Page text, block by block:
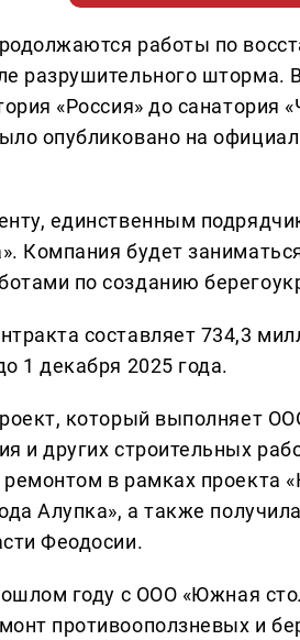
работы по
разрушительного шторма.
«Россия» до
опубликовано на
единственным
Компания будет
по созданию
составляет 734,3
1 декабря 2025 года.
который выполняет
и других строительных
в рамках проекта
Алупка», а также
Феодосии.
году с ООО «Южная
противооползневых и